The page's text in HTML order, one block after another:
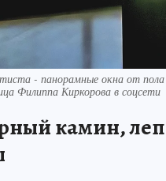
- панорамные окна от
Филиппа Киркорова в соцсети
камин,